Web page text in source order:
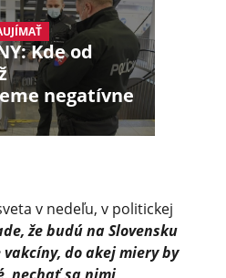
Kde od
negatívne
v nedeľu, v politickej
že budú na Slovensku
do akej miery by